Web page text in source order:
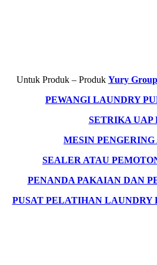
Untuk Produk – Produk Yury Group
PEWANGI LAUNDRY
SETRIKA UAP
MESIN
SEALER ATAU
PENANDA PAKAIAN DAN
PUSAT PELATIHAN